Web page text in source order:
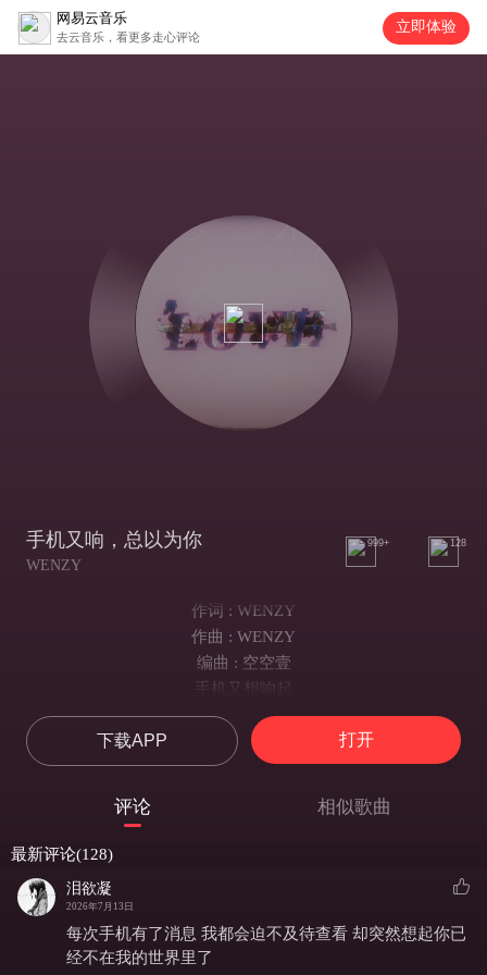
网易云音乐
去云音乐，看更多走心评论
立即体验
手机又响，总以为你
WENZY
999+ 128
作词 : WENZY
作曲 : WENZY
编曲 : 空空壹
手机又想响起
胡乱猜会是你么
一个人晚灯长明
月光亮有点啰嗦
不懂照顾别人感受
想看你笑容狡黠
下载APP 打开
评论 相似歌曲
最新评论(128)
泪欲凝
2026年7月13日
每次手机有了消息 我都会迫不及待查看 却突然想起你已
经不在我的世界里了